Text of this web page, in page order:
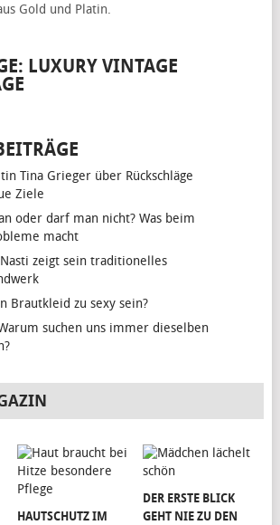
Gold und Platin.
LUXURY VINTAGE
Tina Grieger über Rückschläge
Ziele
oder darf man nicht? Was beim
macht
zeigt sein traditionelles
Brautkleid zu sexy sein?
suchen uns immer dieselben
HAUTSCHUTZ IM
DER ERSTE BLICK
GEHT NIE ZU DEN